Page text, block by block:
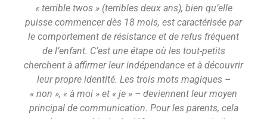
« terrible twos » (terribles deux ans), bien qu’elle
puisse commencer dès 18 mois, est caractérisée par
le comportement de résistance et de refus fréquent
de l’enfant. C’est une étape où les tout-petits
cherchent à affirmer leur indépendance et à découvrir
leur propre identité. Les trois mots magiques –
« non », « à moi » et « je » – deviennent leur moyen
principal de communication. Pour les parents, cela